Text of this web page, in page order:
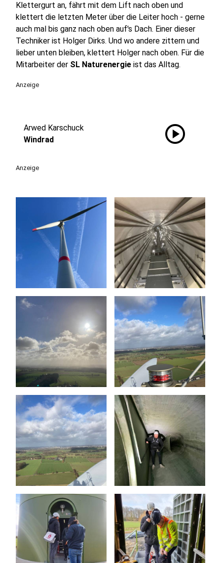
Klettergurt an, fährt mit dem Lift nach oben und
klettert die letzten Meter über die Leiter hoch - gerne
auch mal bis ganz nach oben auf's Dach. Einer dieser
Techniker ist Holger Dirks. Und wo andere zittern und
lieber unten bleiben, klettert Holger nach oben. Für die
Mitarbeiter der SL Naturenergie ist das Alltag.
Anzeige
Arwed Karschuck
Windrad
play_circle
Anzeige